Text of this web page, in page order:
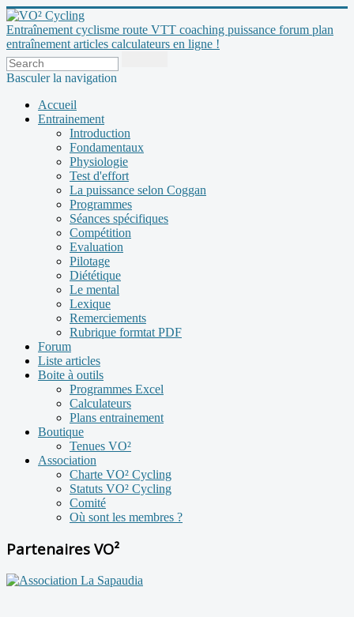
Entraînement cyclisme route VTT coaching puissance forum plan
entraînement articles calculateurs en ligne !
Basculer la navigation
Accueil
Entrainement
Introduction
Fondamentaux
Physiologie
Test d'effort
La puissance selon Coggan
Programmes
Séances spécifiques
Compétition
Evaluation
Pilotage
Diététique
Le mental
Lexique
Remerciements
Rubrique formtat PDF
Forum
Liste articles
Boite à outils
Programmes Excel
Calculateurs
Plans entrainement
Boutique
Tenues VO²
Association
Charte VO² Cycling
Statuts VO² Cycling
Comité
Où sont les membres ?
Partenaires VO²